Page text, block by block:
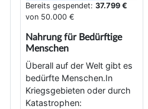
Bereits gespendet: 37.799 €
von 50.000 €
Nahrung für Bedürftige
Menschen
Überall auf der Welt gibt es
bedürfte Menschen.In
Kriegsgebieten oder durch
Katastrophen: